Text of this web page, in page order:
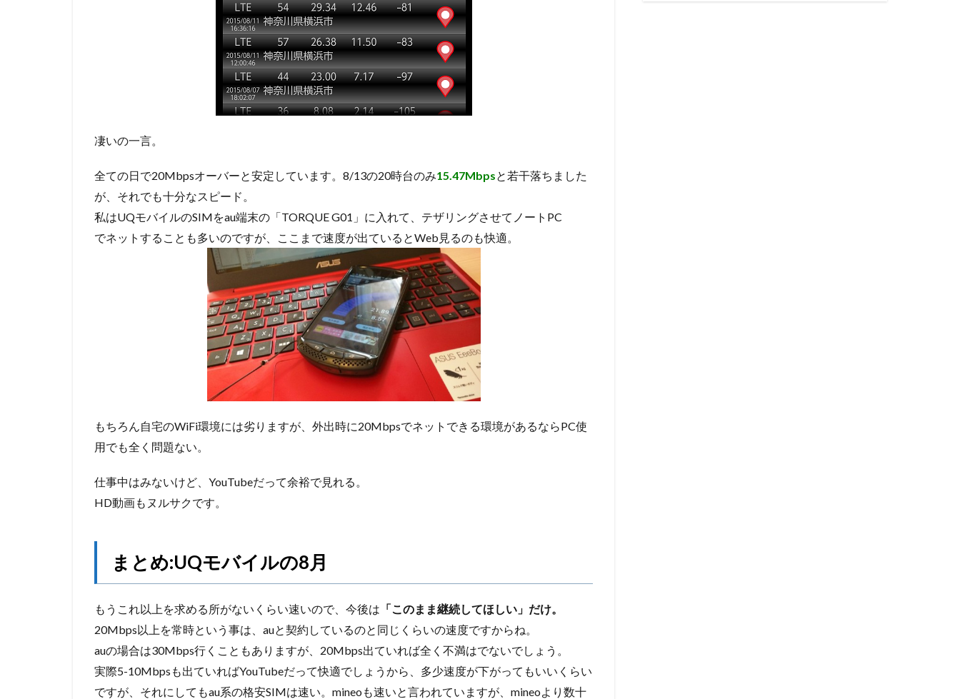
凄いの一言。
全ての日で20Mbpsオーバーと安定しています。8/13の20時台のみ15.47Mbpsと若干落ちました
が、それでも十分なスピード。
私はUQモバイルのSIMをau端末の「TORQUE G01」に入れて、テザリングさせてノートPC
でネットすることも多いのですが、ここまで速度が出ているとWeb見るのも快適。
もちろん自宅のWiFi環境には劣りますが、外出時に20Mbpsでネットできる環境があるならPC使
用でも全く問題ない。
仕事中はみないけど、YouTubeだって余裕で見れる。
HD動画もヌルサクです。
まとめ:UQモバイルの8月
もうこれ以上を求める所がないくらい速いので、今後は 「このまま継続してほしい」だけ。
20Mbps以上を常時という事は、auと契約しているのと同じくらいの速度ですからね。
auの場合は30Mbps行くこともありますが、20Mbps出ていれば全く不満はでないでしょう。
実際5-10Mbpsも出ていればYouTubeだって快適でしょうから、多少速度が下がってもいいくらい
ですが、それにしてもau系の格安SIMは速い。mineoも速いと言われていますが、mineoより数十